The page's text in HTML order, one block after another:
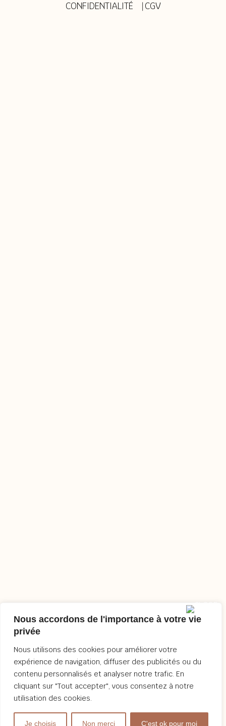
Nous accordons de l'importance à votre vie
privée
Nous utilisons des cookies pour améliorer votre
expérience de navigation, diffuser des publicités ou du
contenu personnalisés et analyser notre trafic. En
cliquant sur "Tout accepter", vous consentez à notre
utilisation des cookies.
Je choisis Non merci C'est ok pour moi
CONFIDENTIALITÉ ⎹ CGV